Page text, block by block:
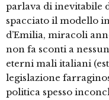
parlava di inevitabile
spacciato il modello
d’Emilia, miracoli
non fa sconti a
eterni mali italiani
legislazione
politica spesso